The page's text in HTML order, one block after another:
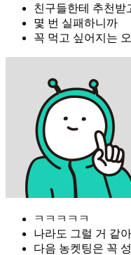
친구들한테 추천받
몇 번 실패하니까
꼭 먹고 싶어지는
ㅋㅋㅋㅋㅋ
나라도 그럴 거 같
다음 농켓팅은 꼭